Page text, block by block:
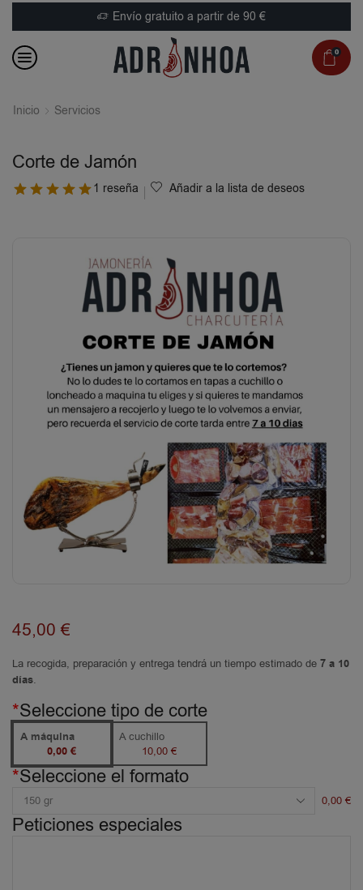
Envío gratuito a partir de 90 €
0
Inicio Servicios
Corte de Jamón
1 reseña Añadir a la lista de deseos
45,00 €
La recogida, preparación y entrega tendrá un tiempo estimado de 7 a 10
días.
*Seleccione tipo de corte
A máquina
0,00 €
A cuchillo
10,00 €
*Seleccione el formato
0,00 €
Peticiones especiales